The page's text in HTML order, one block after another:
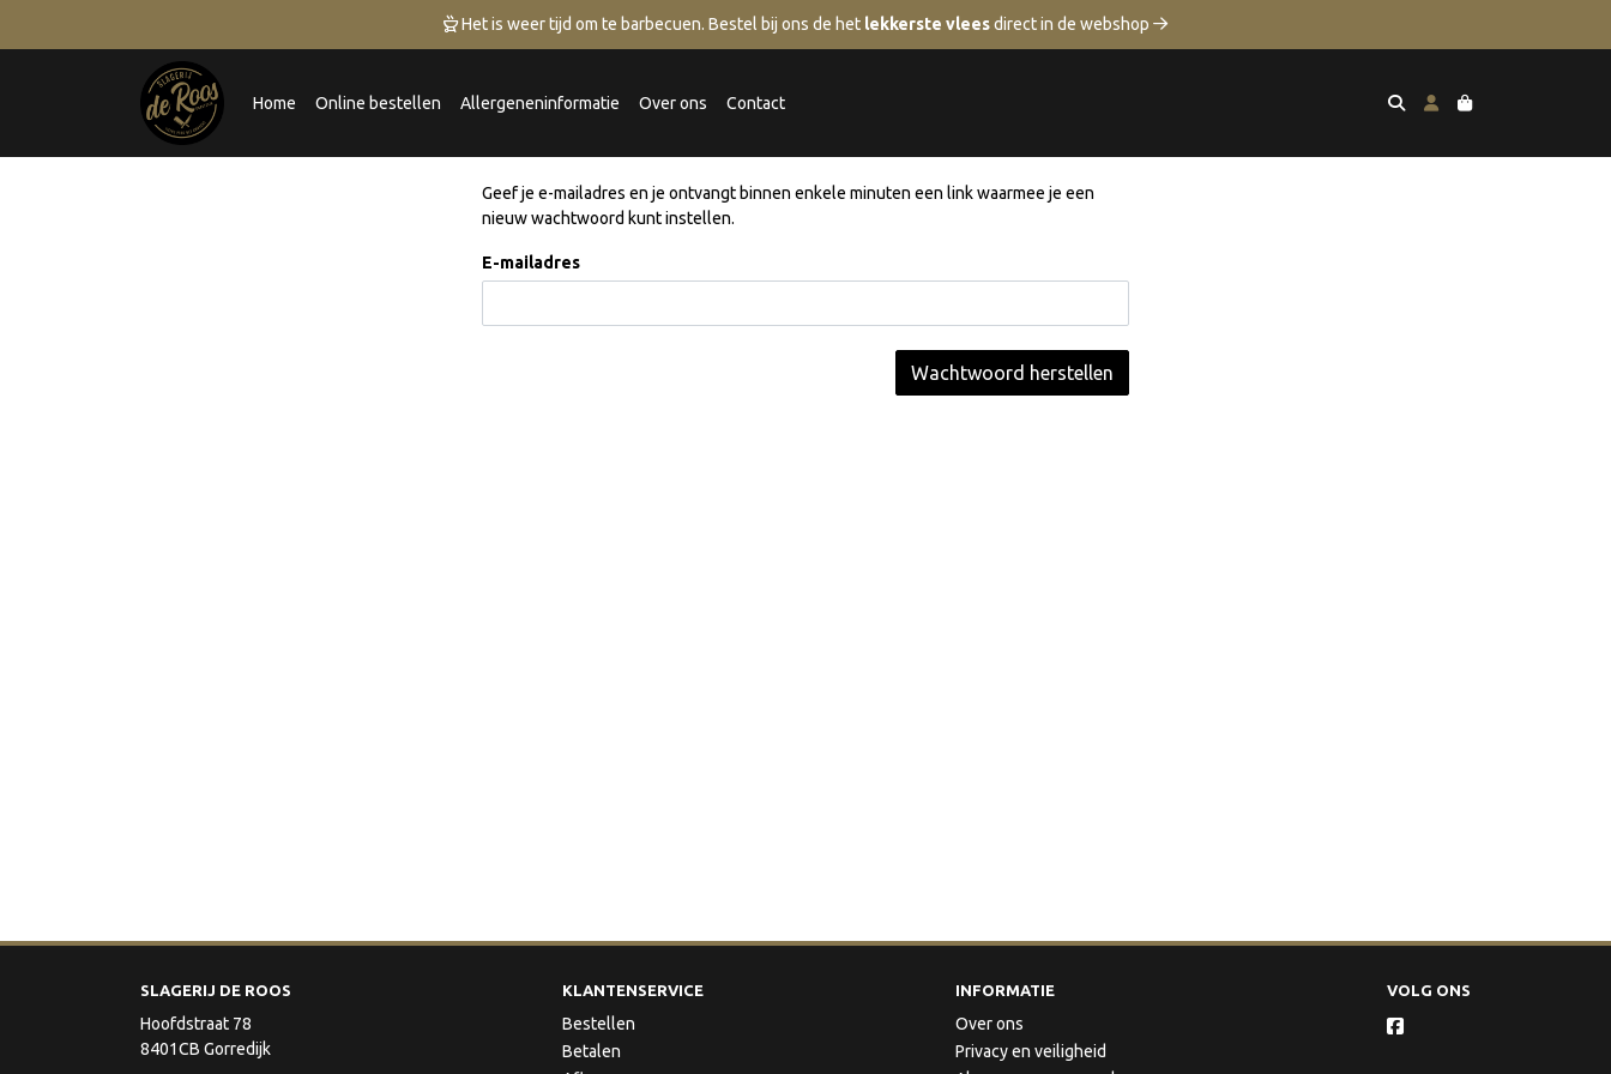
 Het is weer tijd om te barbecuen. Bestel bij ons de het lekkerste vleesdirect in de webshop 
Home Online bestellen Allergeneninformatie Over ons Contact
Geef je e-mailadres en je ontvangt binnen enkele minuten een link waarmee je een
nieuw wachtwoord kunt instellen.
E-mailadres
Wachtwoord herstellen
SLAGERIJ DE ROOS
Hoofdstraat 78
8401CB Gorredijk
KLANTENSERVICE
Bestellen
Betalen
INFORMATIE
Over ons
Privacy en veiligheid
VOLG ONS